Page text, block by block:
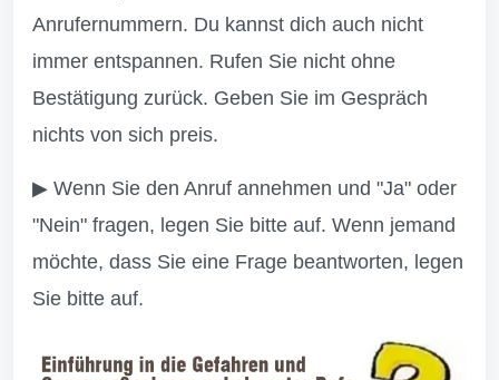
Anrufernummern. Du kannst dich auch nicht
immer entspannen. Rufen Sie nicht ohne
Bestätigung zurück. Geben Sie im Gespräch
nichts von sich preis.
▶ Wenn Sie den Anruf annehmen und "Ja" oder
"Nein" fragen, legen Sie bitte auf. Wenn jemand
möchte, dass Sie eine Frage beantworten, legen
Sie bitte auf.